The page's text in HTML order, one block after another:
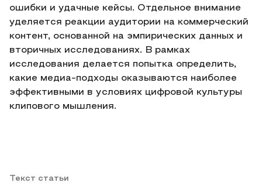
ошибки и удачные кейсы. Отдельное внимание
уделяется реакции аудитории на коммерческий
контент, основанной на эмпирических данных и
вторичных исследованиях. В рамках
исследования делается попытка определить,
какие медиа-подходы оказываются наиболее
эффективными в условиях цифровой культуры
клипового мышления.
Текст статьи